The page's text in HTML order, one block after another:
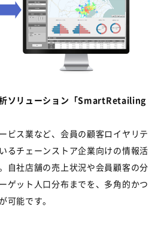
ソリューション「SmartRetailing
ビス業など、会員の顧客ロイヤリテ
るチェーンストア企業向けの情報活
自社店舗の売上状況や会員顧客の分
ゲット人口分布までを、多角的かつ
可能です。